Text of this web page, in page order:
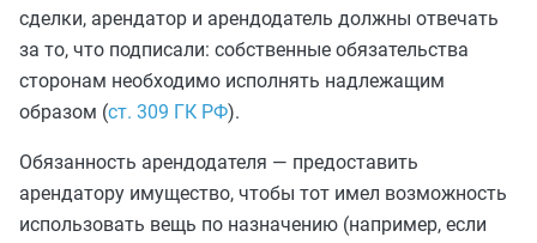
сделки, арендатор и арендодатель должны отвечать
за то, что подписали: собственные обязательства
сторонам необходимо исполнять надлежащим
образом (ст. 309 ГК РФ).
Обязанность арендодателя — предоставить
арендатору имущество, чтобы тот имел возможность
использовать вещь по назначению (например, если